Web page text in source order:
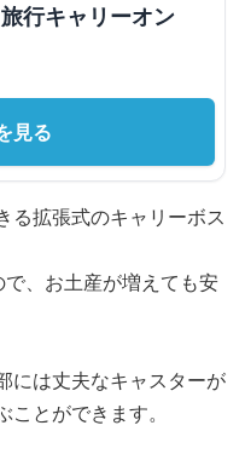
行キャリーオン
見る
る拡張式のキャリーボス
、お土産が増えても安
には丈夫なキャスターが
とができます。